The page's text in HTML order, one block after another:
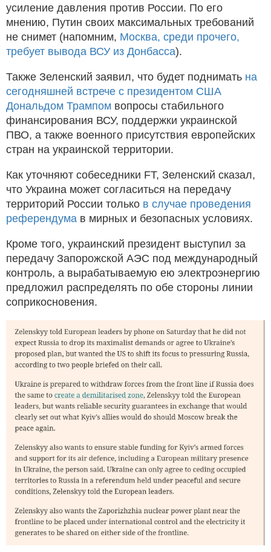
усиление давления против России. По его
мнению, Путин своих максимальных требований
не снимет (напомним, Москва, среди прочего,
требует вывода ВСУ из Донбасса).
Также Зеленский заявил, что будет поднимать на
сегодняшней встрече с президентом США
Дональдом Трампом вопросы стабильного
финансирования ВСУ, поддержки украинской
ПВО, а также военного присутствия европейских
стран на украинской территории.
Как уточняют собеседники FT, Зеленский сказал,
что Украина может согласиться на передачу
территорий России только в случае проведения
референдума в мирных и безопасных условиях.
Кроме того, украинский президент выступил за
передачу Запорожской АЭС под международный
контроль, а вырабатываемую ею электроэнергию
предложил распределять по обе стороны линии
соприкосновения.